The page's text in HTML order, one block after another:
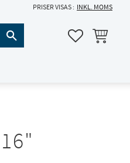
PRISER VISAS INKL. MOMS
FAVORITER
KUNDVAGN